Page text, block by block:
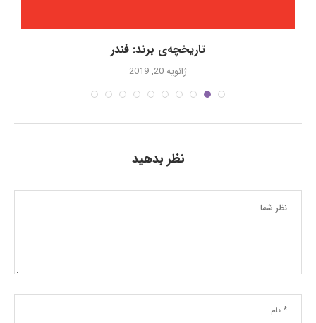
تاریخچه‌ی برند: فندر
ژانویه 20, 2019
نظر بدهید